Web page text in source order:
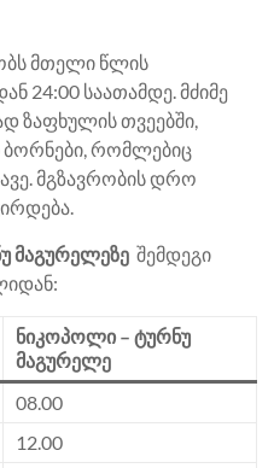
მთელი წლის
24:00 საათამდე. მძიმე
ზაფხულის თვეებში,
ბორნები, რომლებიც
მგზავრობის დრო
მაგურელეზე შემდეგი
ნიკოპოლი – ტურნუ
მაგურელე
08.00
12.00